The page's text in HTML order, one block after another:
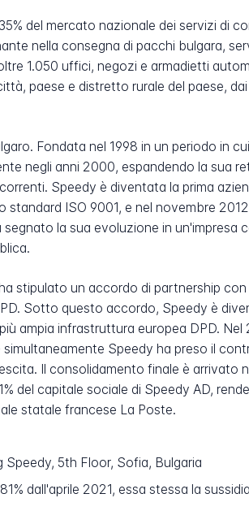
del mercato nazionale dei servizi di
nella consegna di pacchi bulgara,
1.050 uffici, negozi e armadietti
paese e distretto rurale del paese,
Fondata nel 1998 in un periodo in
negli anni 2000, espandendo la sua
Speedy è diventata la prima
ISO 9001, e nel novembre
la sua evoluzione in un'impresa
stipulato un accordo di partnership con
Sotto questo accordo, Speedy è
ampia infrastruttura europea DPD. Nel
Speedy ha preso il
Il consolidamento finale è arrivato
del capitale sociale di Speedy AD,
statale francese La Poste.
5th Floor, Sofia, Bulgaria
dall'aprile 2021, essa stessa la